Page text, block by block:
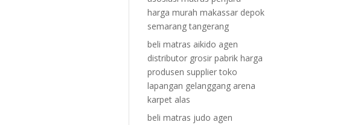
harga murah makassar depok
semarang tangerang
beli matras aikido agen
distributor grosir pabrik harga
produsen supplier toko
lapangan gelanggang arena
karpet alas
beli matras judo agen